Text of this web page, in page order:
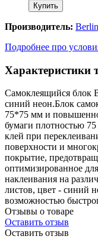
Купить
Производитель:
Подробнее про
Характеристики
Самоклеящийся блок
синий неон.Блок
75*75 мм и
бумаги плотностью
клей при
поверхности и
покрытие,
оптимизированное
наклеивания на
листов, цвет - синий
возможностью
Отзывы о товаре
Оставить отзыв
Оставить отзыв